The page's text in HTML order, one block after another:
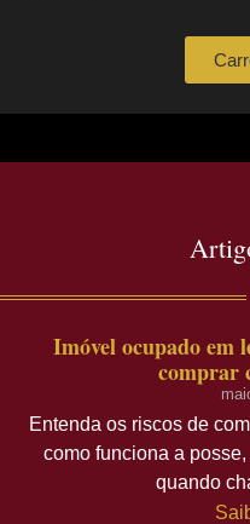
Imóvel ocupado em
comprar
Entenda os riscos de
como funciona a
quando